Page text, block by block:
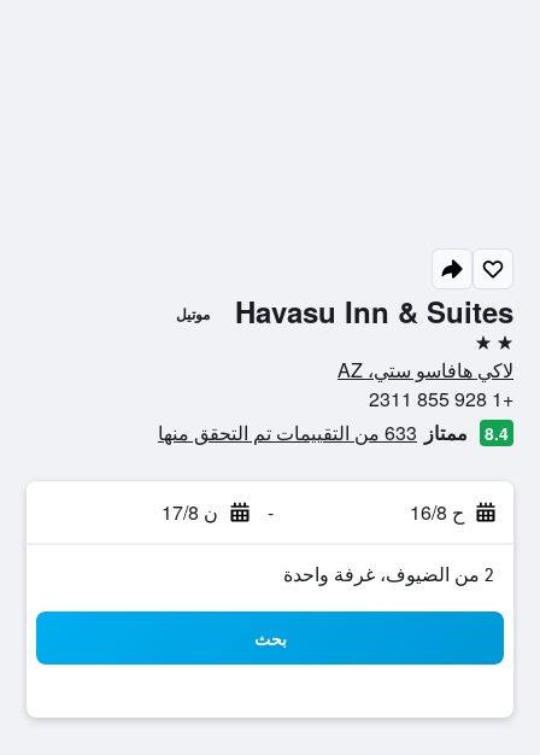
Havasu Inn & Suites موتيل
2 نجمتين
لاكي هافاسو ستي، AZ
+1 928 855 2311
8.4 ممتاز 633 من التقييمات تم التحقق منها
ح 16/8 - ن 17/8
2 من الضيوف، غرفة واحدة
بحث